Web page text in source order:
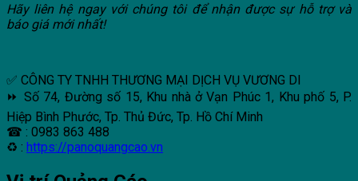
Hãy liên hệ ngay với chúng tôi để nhận được sự hỗ trợ và
báo giá mới nhất!
✅ CÔNG TY TNHH THƯƠNG MẠI DỊCH VỤ VƯƠNG DI
⏩ Số 74, Đường số 15, Khu nhà ở Vạn Phúc 1, Khu phố 5, P.
Hiệp Bình Phước, Tp. Thủ Đức, Tp. Hồ Chí Minh
☎ : 0983 863 488
♻ : https://panoquangcao.vn